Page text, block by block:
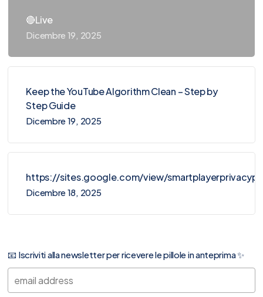
🔴Live
Dicembre 19, 2025
Keep the YouTube Algorithm Clean – Step by
Step Guide
Dicembre 19, 2025
https://sites.google.com/view/
Dicembre 18, 2025
📧 Iscriviti alla newsletter per ricevere le pillole in anteprima ✨